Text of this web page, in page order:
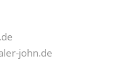
john.de